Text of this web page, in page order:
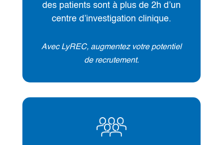
des patients sont à plus de 2h d’un
centre d’investigation clinique.
Avec LyREC, augmentez votre potentiel
de recrutement.